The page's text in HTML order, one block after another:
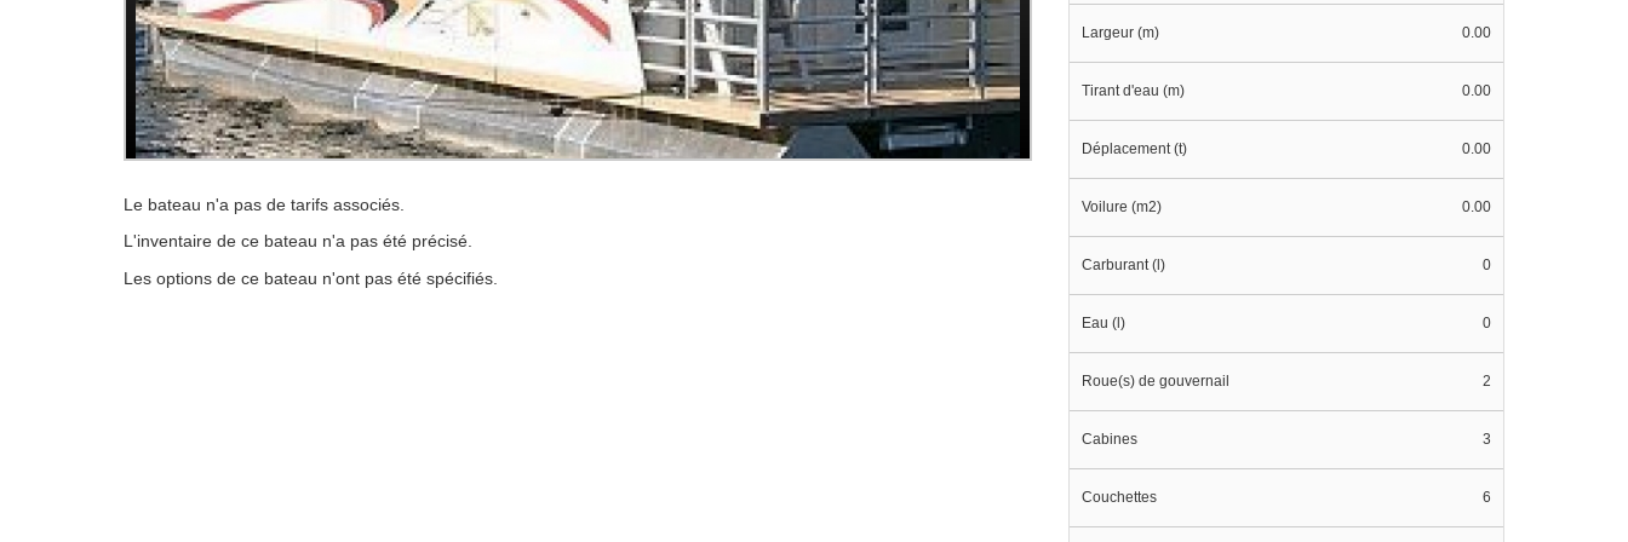
Le bateau n'a pas de tarifs associés.
L'inventaire de ce bateau n'a pas été précisé.
Les options de ce bateau n'ont pas été spécifiés.
Largeur (m) 0.00
Tirant d'eau (m) 0.00
Déplacement (t) 0.00
Voilure (m2) 0.00
Carburant (l) 0
Eau (l) 0
Roue(s) de gouvernail 2
Cabines 3
Couchettes 6